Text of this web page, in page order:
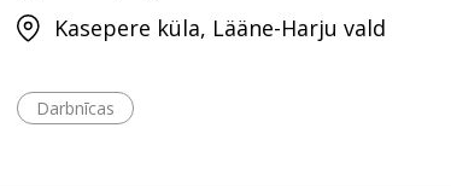
Kasepere küla, Lääne-Harju vald
Darbnīcas